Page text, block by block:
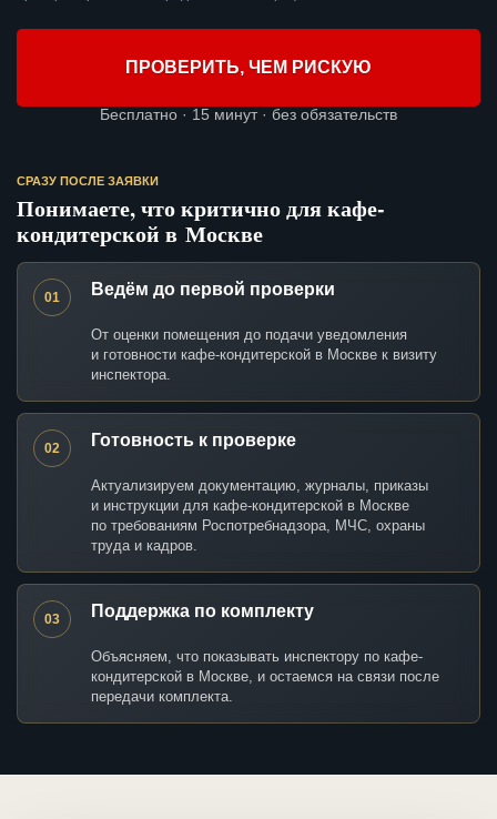
ПРОВЕРИТЬ, ЧЕМ РИСКУЮ
Бесплатно · 15 минут · без обязательств
СРАЗУ ПОСЛЕ ЗАЯВКИ
Понимаете, что критично для кафе-
кондитерской в Москве
01 Ведём до первой проверки
От оценки помещения до подачи уведомления
и готовности кафе-кондитерской в Москве к визиту
инспектора.
02 Готовность к проверке
Актуализируем документацию, журналы, приказы
и инструкции для кафе-кондитерской в Москве
по требованиям Роспотребнадзора, МЧС, охраны
труда и кадров.
03 Поддержка по комплекту
Объясняем, что показывать инспектору по кафе-
кондитерской в Москве, и остаемся на связи после
передачи комплекта.